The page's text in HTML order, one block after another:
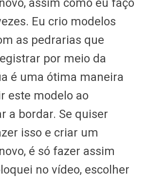
assim como eu faço
Eu crio modelos
as pedrarias que
por meio da
é uma ótima maneira
este modelo ao
a bordar. Se quiser
isso e criar um
é só fazer assim
no vídeo, escolher